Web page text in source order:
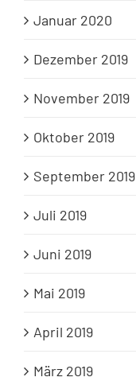
Januar 2020
Dezember 2019
November 2019
Oktober 2019
September 2019
Juli 2019
Juni 2019
Mai 2019
April 2019
März 2019